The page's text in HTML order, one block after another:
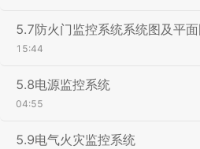
5.7防火门监控系统系统图及平
15:44
5.8电源监控系统
04:55
5.9电气火灾监控系统